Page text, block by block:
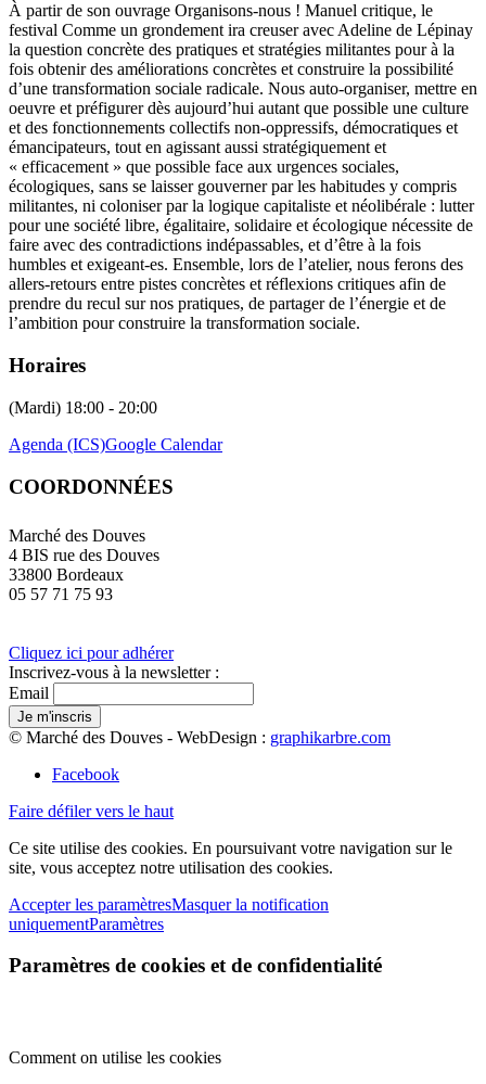
À partir de son ouvrage Organisons-nous ! Manuel critique, le
festival Comme un grondement ira creuser avec Adeline de Lépinay
la question concrète des pratiques et stratégies militantes pour à la
fois obtenir des améliorations concrètes et construire la possibilité
d’une transformation sociale radicale. Nous auto-organiser, mettre en
oeuvre et préfigurer dès aujourd’hui autant que possible une culture
et des fonctionnements collectifs non-oppressifs, démocratiques et
émancipateurs, tout en agissant aussi stratégiquement et
« efficacement » que possible face aux urgences sociales,
écologiques, sans se laisser gouverner par les habitudes y compris
militantes, ni coloniser par la logique capitaliste et néolibérale : lutter
pour une société libre, égalitaire, solidaire et écologique nécessite de
faire avec des contradictions indépassables, et d’être à la fois
humbles et exigeant-es. Ensemble, lors de l’atelier, nous ferons des
allers-retours entre pistes concrètes et réflexions critiques afin de
prendre du recul sur nos pratiques, de partager de l’énergie et de
l’ambition pour construire la transformation sociale.
Horaires
(Mardi) 18:00 - 20:00
Agenda (ICS)Google Calendar
COORDONNÉES
Marché des Douves
4 BIS rue des Douves
33800 Bordeaux
05 57 71 75 93
Cliquez ici pour adhérer
Inscrivez-vous à la newsletter :
Email
© Marché des Douves - WebDesign : graphikarbre.com
Facebook
Faire défiler vers le haut
Ce site utilise des cookies. En poursuivant votre navigation sur le
site, vous acceptez notre utilisation des cookies.
Accepter les paramètresMasquer la notification
uniquementParamètres
Paramètres de cookies et de confidentialité
Comment on utilise les cookies